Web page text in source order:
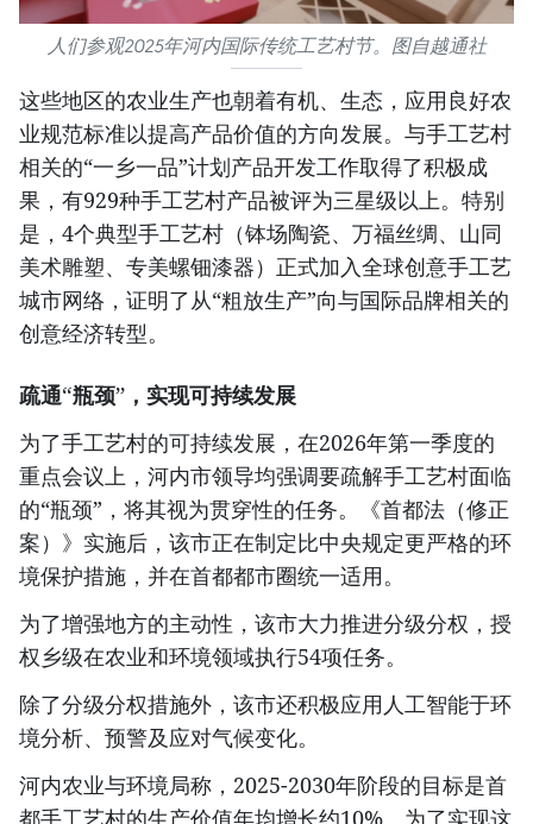
人们参观2025年河内国际传统工艺村节。图自越通社
这些地区的农业生产也朝着有机、生态，应用良好农
业规范标准以提高产品价值的方向发展。与手工艺村
相关的“一乡一品”计划产品开发工作取得了积极成
果，有929种手工艺村产品被评为三星级以上。特别
是，4个典型手工艺村（钵场陶瓷、万福丝绸、山同
美术雕塑、专美螺钿漆器）正式加入全球创意手工艺
城市网络，证明了从“粗放生产”向与国际品牌相关的
创意经济转型。
疏通“瓶颈”，实现可持续发展
为了手工艺村的可持续发展，在2026年第一季度的
重点会议上，河内市领导均强调要疏解手工艺村面临
的“瓶颈”，将其视为贯穿性的任务。《首都法（修正
案）》实施后，该市正在制定比中央规定更严格的环
境保护措施，并在首都都市圈统一适用。
为了增强地方的主动性，该市大力推进分级分权，授
权乡级在农业和环境领域执行54项任务。
除了分级分权措施外，该市还积极应用人工智能于环
境分析、预警及应对气候变化。
河内农业与环境局称，2025-2030年阶段的目标是首
都手工艺村的生产价值年均增长约10%。为了实现这